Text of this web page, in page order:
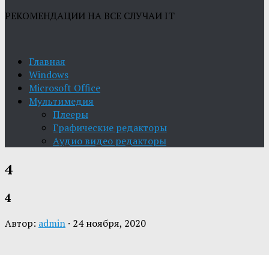
РЕКОМЕНДАЦИИ НА ВСЕ СЛУЧАИ IT
Главная
Windows
Microsoft Office
Мультимедия
Плееры
Графические редакторы
Aудио видео редакторы
4
4
Автор: admin · 24 ноября, 2020